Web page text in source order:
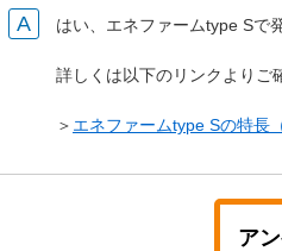
はい、エネファームtype Sで
詳しくは以下のリンクよりご
＞ エネファームtype Sの特長
ア